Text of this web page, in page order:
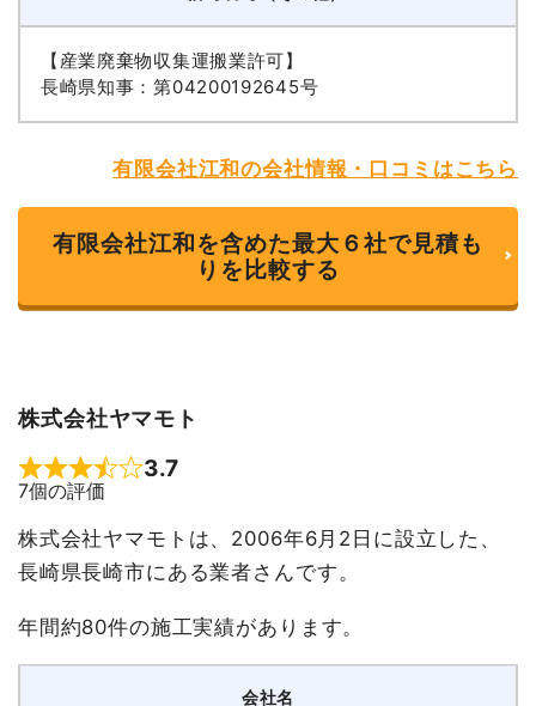
【産業廃棄物収集運搬業許可】
長崎県知事：第04200192645号
有限会社江和の会社情報・口コミはこちら
有限会社江和を含めた最大６社で見積も
りを比較する
株式会社ヤマモト
Rated 3.7 out of 5
3.7
7個の評価
株式会社ヤマモトは、2006年6月2日に設立した、
長崎県長崎市にある業者さんです。
年間約80件の施工実績があります。
会社名